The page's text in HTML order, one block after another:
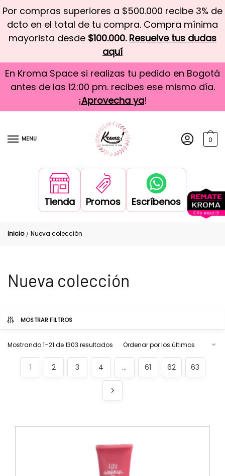
Por compras superiores a $500.000 recibe 3% de
dcto en el total de tu compra. Compra mínima
mayorista desde $100.000. Resuelve tus dudas
aquí
En Kroma Space si realizas tu pedido en Bogotá
antes de las 12:00 pm. recibes ese mismo día.
¡Aprovecha ya!
MENU 0
Tienda Promos Escríbenos
Inicio / Nueva colección
Nueva colección
MOSTRAR FILTROS
Mostrando 1–21 de 1303 resultados
1 2 3 4 … 61 62 63